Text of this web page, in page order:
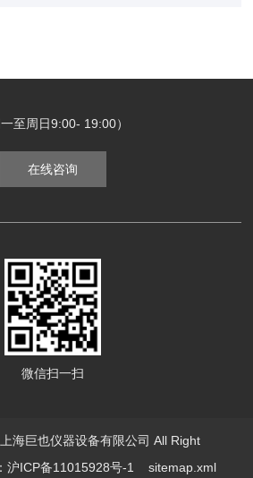
一至周日9:00- 19:00）
在线咨询
微信扫一扫
海巨也仪器设备有限公司 All Right
沪ICP备11015928号-1 sitemap.xml